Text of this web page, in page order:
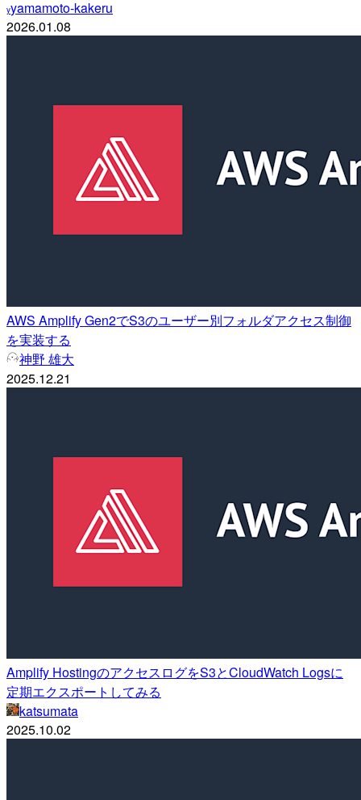
yyamamoto-kakeru
2026.01.08
AWS Amplify Gen2でS3のユーザー別フォルダアクセス制御
を実装する
神野 雄大
2025.12.21
Amplify HostingのアクセスログをS3とCloudWatch Logsに
定期エクスポートしてみる
katsumata
2025.10.02